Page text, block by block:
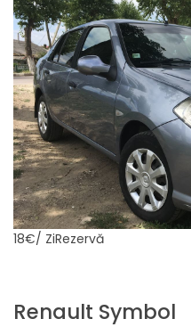
18€/ ZiRezervă
Renault Symbol